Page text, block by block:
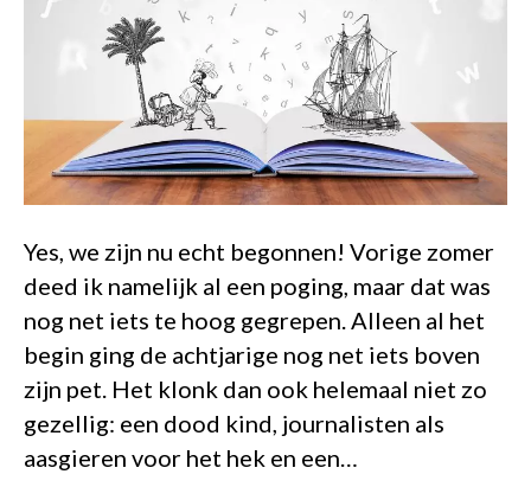
Yes, we zijn nu echt begonnen! Vorige zomer
deed ik namelijk al een poging, maar dat was
nog net iets te hoog gegrepen. Alleen al het
begin ging de achtjarige nog net iets boven
zijn pet. Het klonk dan ook helemaal niet zo
gezellig: een dood kind, journalisten als
aasgieren voor het hek en een…